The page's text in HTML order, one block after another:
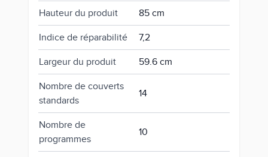
Hauteur du produit 85 cm
Indice de réparabilité 7,2
Largeur du produit 59.6 cm
Nombre de couverts
standards
14
Nombre de
programmes
10